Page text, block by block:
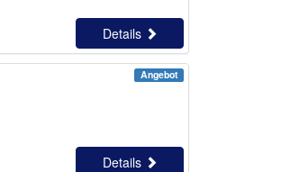
Details
Angebot
Details